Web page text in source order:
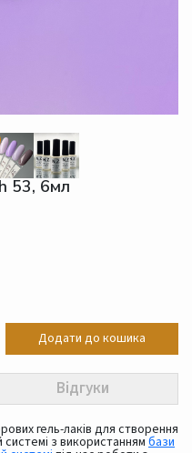
53, 6мл
Додати до кошика
Відгуки
гель-лаків для створення
системі з використанням бази